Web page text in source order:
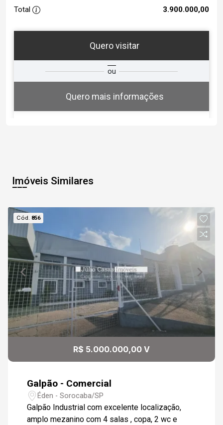
Total 3.900.000,00
Quero visitar
ou
Quero mais informações
Deseja
Comprar
ou
Alugar
?
Continuar
Imóveis Similares
Cód. 856
R$ 5.000.000,00 V
Galpão - Comercial
Éden - Sorocaba/SP
Galpão Industrial com excelente localização,
amplo mezanino com 4 salas , copa, 2 wc e